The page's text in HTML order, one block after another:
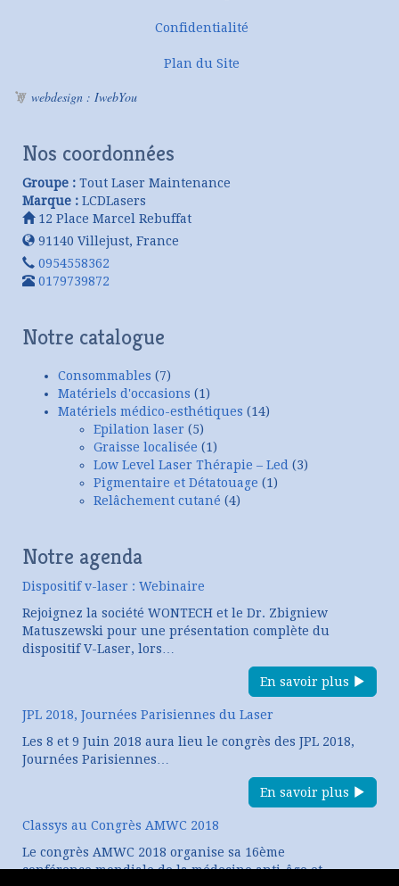
Confidentialité
Plan du Site
webdesign : IwebYou
Nos coordonnées
Groupe : Tout Laser Maintenance
Marque : LCDLasers
12 Place Marcel Rebuffat
91140 Villejust, France
0954558362
0179739872
Notre catalogue
Consommables (7)
Matériels d'occasions (1)
Matériels médico-esthétiques (14)
Epilation laser (5)
Graisse localisée (1)
Low Level Laser Thérapie – Led (3)
Pigmentaire et Détatouage (1)
Relâchement cutané (4)
Notre agenda
Dispositif v-laser : Webinaire
Rejoignez la société WONTECH et le Dr. Zbigniew
Matuszewski pour une présentation complète du
dispositif V-Laser, lors…
En savoir plus
JPL 2018, Journées Parisiennes du Laser
Les 8 et 9 Juin 2018 aura lieu le congrès des JPL 2018,
Journées Parisiennes…
En savoir plus
Classys au Congrès AMWC 2018
Le congrès AMWC 2018 organise sa 16ème
conférence mondiale de la médecine anti-âge et